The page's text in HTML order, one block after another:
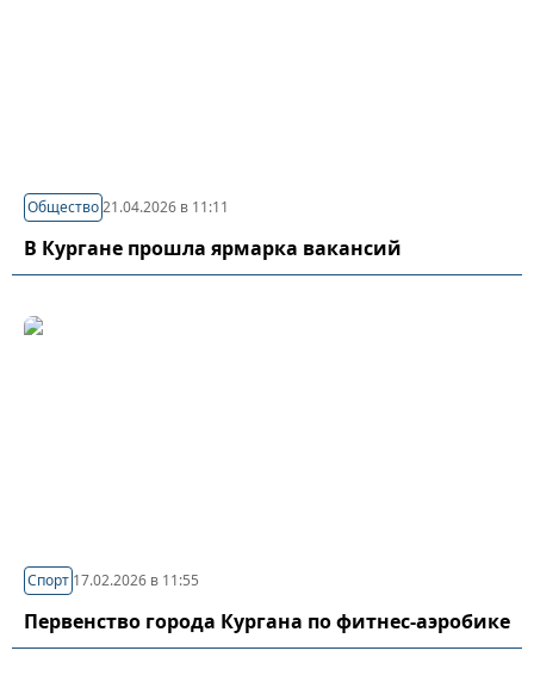
Общество21.04.2026 в 11:11
В Кургане прошла ярмарка вакансий
Спорт 17.02.2026 в 11:55
Первенство города Кургана по фитнес-аэробике